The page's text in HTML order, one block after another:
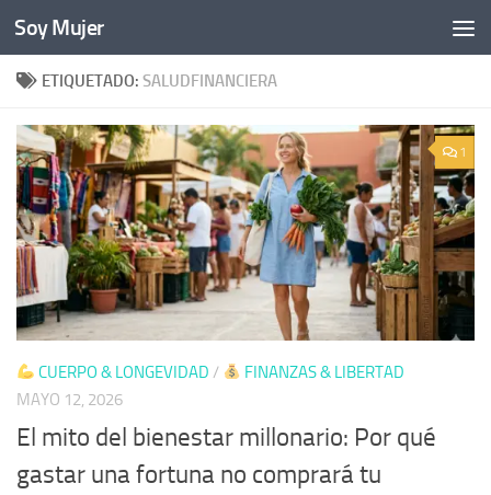
Bajo el contenido
Soy Mujer
ETIQUETADO: SALUDFINANCIERA
1
CUERPO & LONGEVIDAD /
FINANZAS & LIBERTAD
MAYO 12, 2026
El mito del bienestar millonario: Por qué
gastar una fortuna no comprará tu